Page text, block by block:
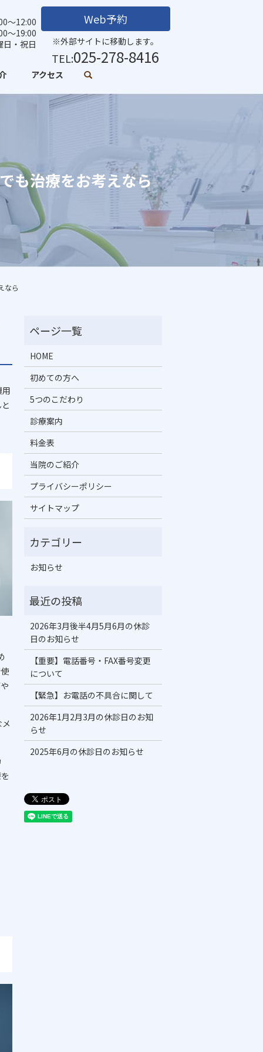
～12:00
～19:00
日・祝日
Web予約
※外部サイトに移動します。
TEL:025-278-8416
アクセス
も治療をお考えなら
なら
HOME
初めての方へ
5つのこだわり
診療案内
料金表
当院のご紹介
プライバシーポリシー
サイトマップ
お知らせ
2026年3月後半4月5月6月の休診
日のお知らせ
【重要】電話番号・FAX番号変更
について
【緊急】お電話の不具合に関して
2026年1月2月3月の休診日のお知
らせ
2025年6月の休診日のお知らせ